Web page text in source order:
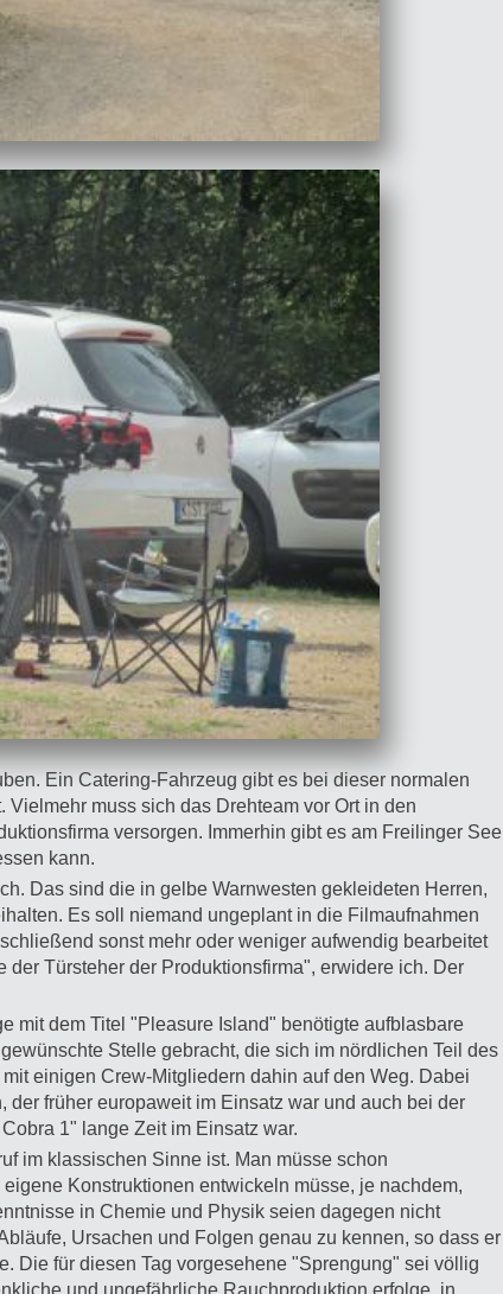
Ein Catering-Fahrzeug gibt es bei dieser normalen
muss sich das Drehteam vor Ort in den
versorgen. Immerhin gibt es am Freilinger See
kann.
Das sind die in gelbe Warnwesten gekleideten Herren,
Es soll niemand ungeplant in die Filmaufnahmen
sonst mehr oder weniger aufwendig bearbeitet
Türsteher der Produktionsfirma", erwidere ich. Der
mit dem Titel "Pleasure Island" benötigte aufblasbare
Stelle gebracht, die sich im nördlichen Teil des
einigen Crew-Mitgliedern dahin auf den Weg. Dabei
der früher europaweit im Einsatz war und auch bei der
1" lange Zeit im Einsatz war.
im klassischen Sinne ist. Man müsse schon
Konstruktionen entwickeln müsse, je nachdem,
in Chemie und Physik seien dagegen nicht
Ursachen und Folgen genau zu kennen, so dass er
Die für diesen Tag vorgesehene "Sprengung" sei völlig
und ungefährliche Rauchproduktion erfolge, in